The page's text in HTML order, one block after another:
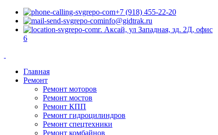
+7 (918) 455-22-20
info@gidtrak.ru
г. Аксай, ул Западная, зд. 2Д, офис
6
Главная
Ремонт
Ремонт моторов
Ремонт мостов
Ремонт КПП
Ремонт гидроцилиндров
Ремонт спецтехники
Ремонт комбайнов